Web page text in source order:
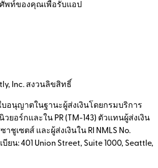
พท์ของคุณเพื่อรับแอป
Inc. สงวนลิขสิทธิ์
บอนุญาตในฐานะผู้ส่งเงินโดยกรมบริการ
ยอร์กและใน PR (TM-143) ตัวแทนผู้ส่งเงิน
ชูเซตส์ และผู้ส่งเงินใน RI NMLS No.
บียน: 401 Union Street, Suite 1000, Seattle,